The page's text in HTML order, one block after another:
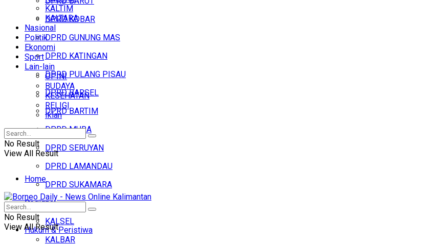
DPRD KOBAR
DPRD GUNUNG MAS
DPRD KATINGAN
DPRD PULANG PISAU
DPRD BARSEL
DPRD BARTIM
DPRD MURA
DPRD SERUYAN
DPRD LAMANDAU
DPRD SUKAMARA
Regional
KALSEL
KALBAR
KALTIM
KALTARA
Nasional
Politik
Ekonomi
Sport
Lain-lain
OPINI
BUDAYA
KESEHATAN
RELIGI
Iklan
No Result
View All Result
Home
Headline
Hukum & Peristiwa
No Result
View All Result